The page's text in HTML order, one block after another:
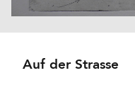
Auf der Strasse